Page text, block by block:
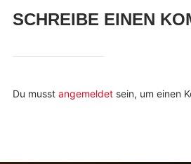
SCHREIBE EINEN
Du musst angemeldetsein, um einen